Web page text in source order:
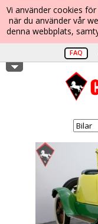
Vi använder cookies
när du använder vår
denna webbplats,
FAQ